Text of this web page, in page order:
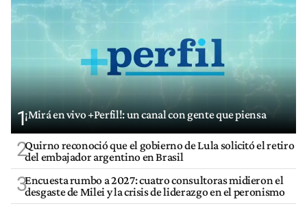
1¡Mirá en vivo +Perfil!: un canal con gente que piensa
2Quirno reconoció que el gobierno de Lula solicitó el retiro
del embajador argentino en Brasil
3Encuesta rumbo a 2027: cuatro consultoras midieron el
desgaste de Milei y la crisis de liderazgo en el peronismo